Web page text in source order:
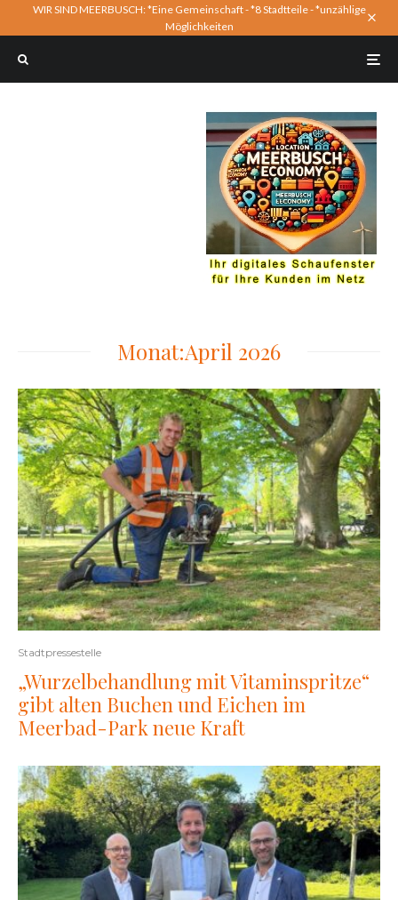
WIR SIND MEERBUSCH: *Eine Gemeinschaft - *8 Stadtteile - *unzählige
Möglichkeiten
Monat:April 2026
Stadtpressestelle
„Wurzelbehandlung mit Vitaminspritze“
gibt alten Buchen und Eichen im
Meerbad-Park neue Kraft